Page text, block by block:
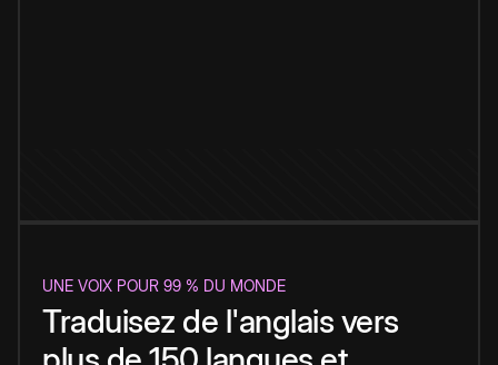
UNE VOIX POUR 99 % DU MONDE
Traduisez de l'anglais vers